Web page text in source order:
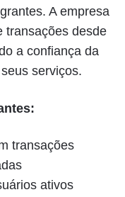
A empresa
transações desde
a confiança da
serviços.
transações
ativos